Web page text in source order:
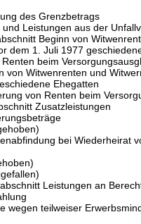
des Grenzbetrags
Leistungen aus der
Beginn von
dem 1. Juli 1977
beim
Witwenrenten und
Ehegatten
von Renten beim
Zusatzleistungen
bei Wiederheirat
Leistungen an
teilweiser